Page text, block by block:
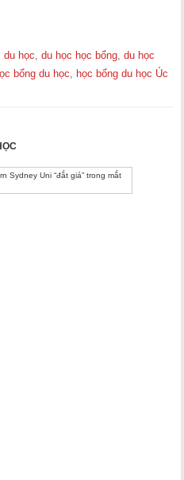
du học,du học học bổng,du học
bổng du học, học bổng du học Úc